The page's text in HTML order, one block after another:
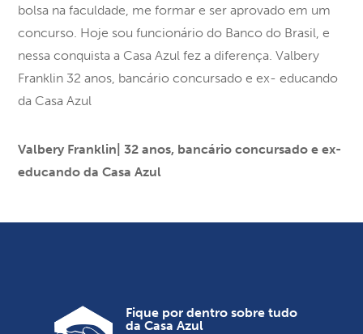
bolsa na faculdade, me formar e ser aprovado em um
concurso. Hoje sou funcionário do Banco do Brasil, e
nessa conquista a Casa Azul fez a diferença. Valbery
Franklin 32 anos, bancário concursado e ex- educando
da Casa Azul
Valbery Franklin| 32 anos, bancário concursado e ex-
educando da Casa Azul
Fique por dentro sobre tudo
da Casa Azul